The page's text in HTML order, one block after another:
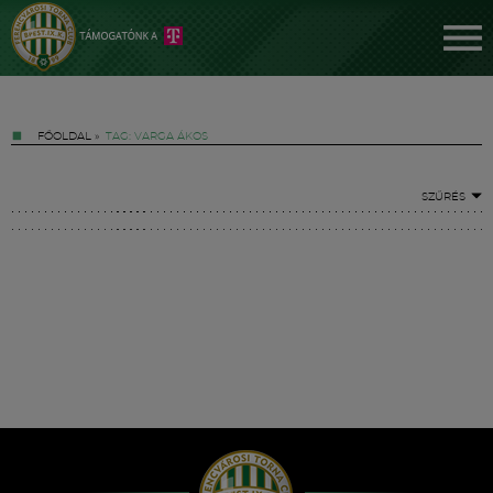
FŐOLDAL » TAG: VARGA ÁKOS
SZŰRÉS
Hírek